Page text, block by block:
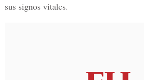
sus signos vitales.